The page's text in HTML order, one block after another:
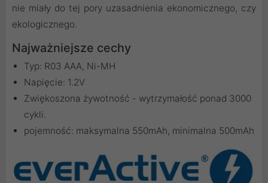
nie miały do tej pory uzasadnienia ekonomicznego, czy
ekologicznego.
Najważniejsze cechy
Typ: R03 AAA, Ni-MH
Napięcie: 1.2V
Zwiękoszona żywotność - wytrzymałość ponad 3000
cykli.
pojemność: maksymalna 550mAh, minimalna 500mAh